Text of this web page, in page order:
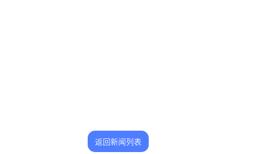
返回新闻列表